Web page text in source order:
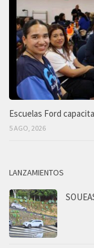
Escuelas Ford
5 AGO, 2026
LANZAMIENTOS